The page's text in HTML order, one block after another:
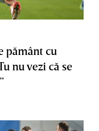
pământ cu
nu vezi că se